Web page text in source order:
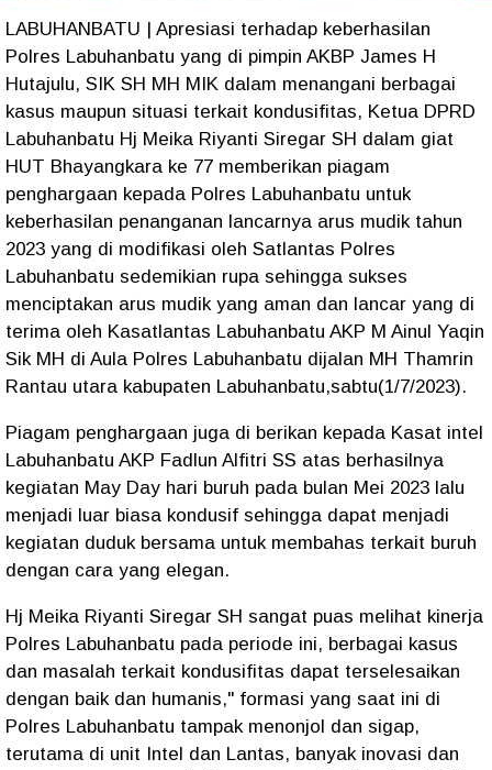
LABUHANBATU | Apresiasi terhadap keberhasilan
Polres Labuhanbatu yang di pimpin AKBP James H
Hutajulu, SIK SH MH MIK dalam menangani berbagai
kasus maupun situasi terkait kondusifitas, Ketua DPRD
Labuhanbatu Hj Meika Riyanti Siregar SH dalam giat
HUT Bhayangkara ke 77 memberikan piagam
penghargaan kepada Polres Labuhanbatu untuk
keberhasilan penanganan lancarnya arus mudik tahun
2023 yang di modifikasi oleh Satlantas Polres
Labuhanbatu sedemikian rupa sehingga sukses
menciptakan arus mudik yang aman dan lancar yang di
terima oleh Kasatlantas Labuhanbatu AKP M Ainul Yaqin
Sik MH di Aula Polres Labuhanbatu dijalan MH Thamrin
Rantau utara kabupaten Labuhanbatu,sabtu(1/7/2023).
Piagam penghargaan juga di berikan kepada Kasat intel
Labuhanbatu AKP Fadlun Alfitri SS atas berhasilnya
kegiatan May Day hari buruh pada bulan Mei 2023 lalu
menjadi luar biasa kondusif sehingga dapat menjadi
kegiatan duduk bersama untuk membahas terkait buruh
dengan cara yang elegan.
Hj Meika Riyanti Siregar SH sangat puas melihat kinerja
Polres Labuhanbatu pada periode ini, berbagai kasus
dan masalah terkait kondusifitas dapat terselesaikan
dengan baik dan humanis," formasi yang saat ini di
Polres Labuhanbatu tampak menonjol dan sigap,
terutama di unit Intel dan Lantas, banyak inovasi dan